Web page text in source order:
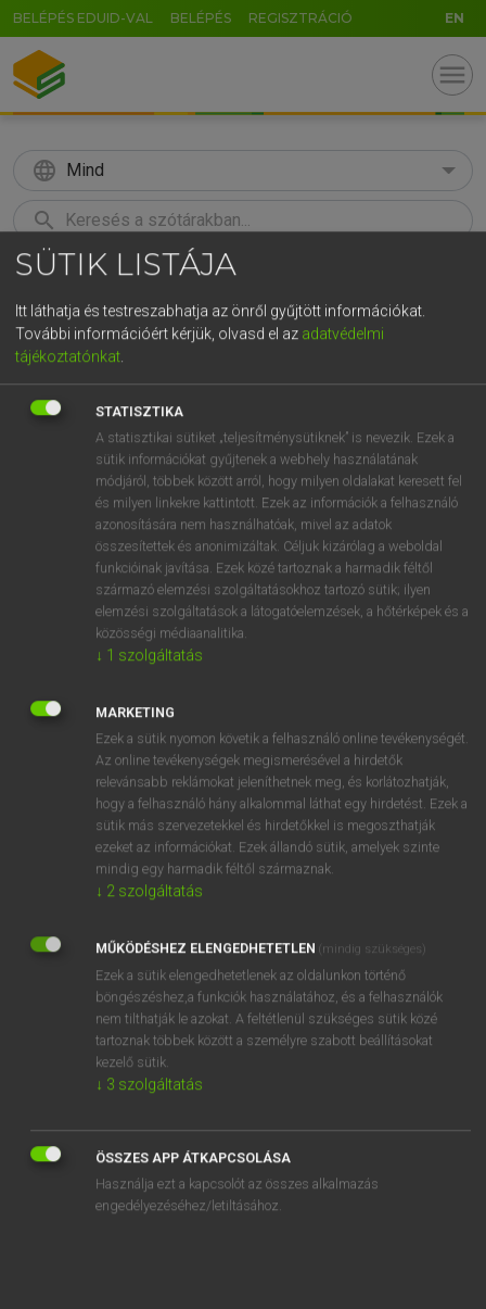
BELÉPÉS EDUID-VAL BELÉPÉS REGISZTRÁCIÓ EN
menu
language Mind
search
KERESÉS
Európai uniós terminológiai szótár
VAN ELŐFIZETÉSED?
Van előfizetésem a teljes szócikk megtekintéséhez.
BELÉPÉS
NINCS ELŐFIZETÉSED?
Nincs regisztrációm és előfizetésem. A szótár 2 órás,
díjmentes próbaverziójának elindításához regisztrálok és
belépek.
REGISZTRÁCIÓ
EURÓPAI UNIÓS TERMINOLÓGIAI SZÓTÁR
Kapcsolódó anyagok
Anschlagnase
anschließende Berufsausbildung
Anschluss an Masse positiv oder negativ
SÜTIK LISTÁJA
Itt láthatja és testreszabhatja az önről gyűjtött információkat.
További információért kérjük, olvasd el az adatvédelmi
tájékoztatónkat.
STATISZTIKA
A statisztikai sütiket „teljesítménysütiknek” is nevezik. Ezek a
sütik információkat gyűjtenek a webhely használatának
módjáról, többek között arról, hogy milyen oldalakat keresett fel
és milyen linkekre kattintott. Ezek az információk a felhasználó
azonosítására nem használhatóak, mivel az adatok
összesítettek és anonimizáltak. Céljuk kizárólag a weboldal
funkcióinak javítása. Ezek közé tartoznak a harmadik féltől
származó elemzési szolgáltatásokhoz tartozó sütik; ilyen
elemzési szolgáltatások a látogatóelemzések, a hőtérképek és a
közösségi médiaanalitika.
↓ 1 szolgáltatás
MARKETING
Ezek a sütik nyomon követik a felhasználó online tevékenységét.
Az online tevékenységek megismerésével a hirdetők
relevánsabb reklámokat jeleníthetnek meg, és korlátozhatják,
hogy a felhasználó hány alkalommal láthat egy hirdetést. Ezek a
sütik más szervezetekkel és hirdetőkkel is megoszthatják
ezeket az információkat. Ezek állandó sütik, amelyek szinte
mindig egy harmadik féltől származnak.
↓ 2 szolgáltatás
MŰKÖDÉSHEZ ELENGEDHETETLEN (mindig szükséges)
Ezek a sütik elengedhetetlenek az oldalunkon történő
böngészéshez,a funkciók használatához, és a felhasználók
nem tilthatják le azokat. A feltétlenül szükséges sütik közé
tartoznak többek között a személyre szabott beállításokat
kezelő sütik.
↓ 3 szolgáltatás
ÖSSZES APP ÁTKAPCSOLÁSA
Használja ezt a kapcsolót az összes alkalmazás
engedélyezéséhez/letiltásához.
GR
t z u i o p
g h j k l é á ű Ω
n m , . AltGr